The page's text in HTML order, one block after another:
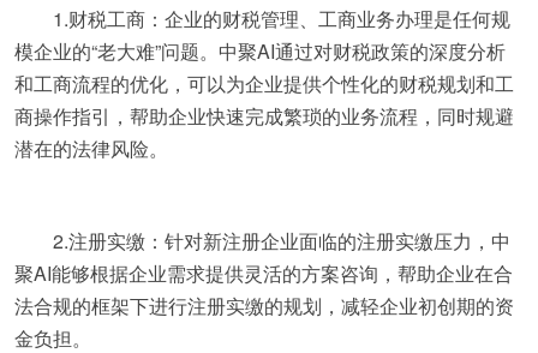
1.财税工商：企业的财税管理、工商业务办理是任何规
模企业的“老大难”问题。中聚AI通过对财税政策的深度分析
和工商流程的优化，可以为企业提供个性化的财税规划和工
商操作指引，帮助企业快速完成繁琐的业务流程，同时规避
潜在的法律风险。
2.注册实缴：针对新注册企业面临的注册实缴压力，中
聚AI能够根据企业需求提供灵活的方案咨询，帮助企业在合
法合规的框架下进行注册实缴的规划，减轻企业初创期的资
金负担。